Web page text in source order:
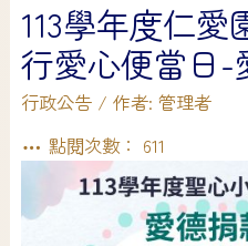
113學年度仁
行愛心便當日-
行政公告/ 作者: 管理者
點閱次數： 611